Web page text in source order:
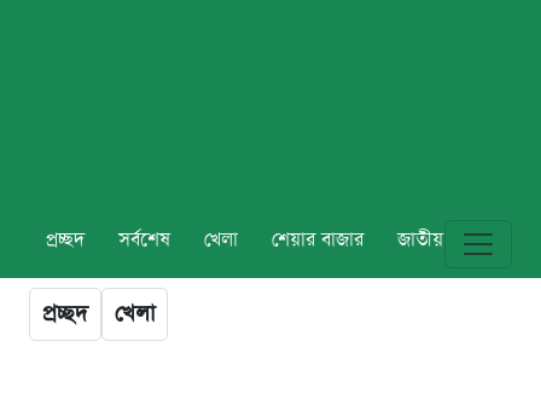
প্রচ্ছদ সর্বশেষ খেলা শেয়ার বাজার জাতীয় বিশ্ব
প্রচ্ছদ খেলা